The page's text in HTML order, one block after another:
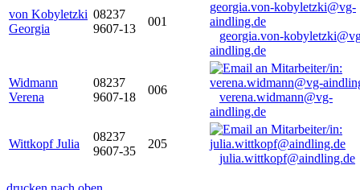
von Kobyletzki
Georgia
08237
9607-13
001
georgia.von-
aindling.de
Widmann
Verena
08237
9607-18
006
verena.widmann@vg-
aindling.de
Wittkopf Julia
08237
9607-35
205
julia.wittkopf@aindling.de